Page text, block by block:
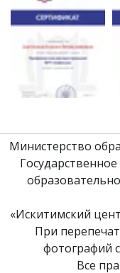
Министерство
«Искитимский
При
фотографий
Все